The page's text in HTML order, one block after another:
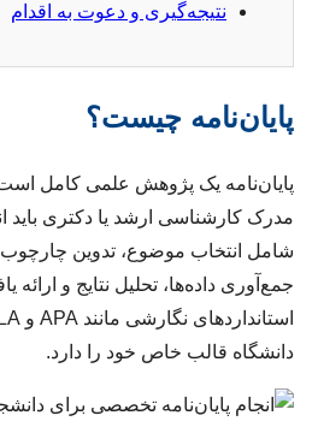
نتیجه‌گیری و دعوت به اقدام
پایان‌نامه چیست؟
پایان‌نامه یک پژوهش علمی کامل
مدرک کارشناسی ارشد یا دکتری باید
شامل انتخاب موضوع، تدوین چارچوب
جمع‌آوری داده‌ها، تحلیل نتایج و ارائه
دانشگاه قالب خاص خود را دارد.